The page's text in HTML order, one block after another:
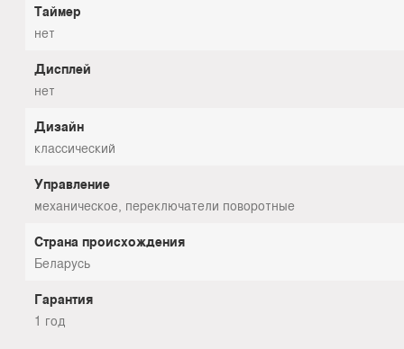
Таймер
нет
Дисплей
нет
Дизайн
классический
Управление
механическое, переключатели поворотные
Страна происхождения
Беларусь
Гарантия
1 год